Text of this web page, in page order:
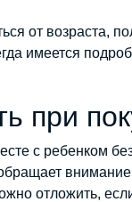
от возраста,
имеется
при
с ребенком
отложить,